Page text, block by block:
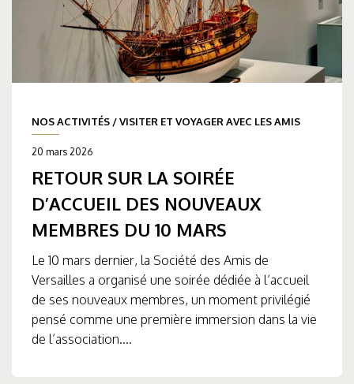
NOS ACTIVITÉS /VISITER ET VOYAGER AVEC LES AMIS
20 mars 2026
RETOUR SUR LA SOIRÉE
D’ACCUEIL DES NOUVEAUX
MEMBRES DU 10 MARS
Le 10 mars dernier, la Société des Amis de
Versailles a organisé une soirée dédiée à l’accueil
de ses nouveaux membres, un moment privilégié
pensé comme une première immersion dans la vie
de l’association....